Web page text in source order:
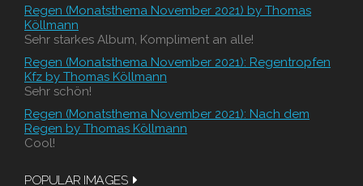
Regen (Monatsthema November 2021) by Thomas
Köllmann
Sehr starkes Album, Kompliment an alle!
Regen (Monatsthema November 2021): Regentropfen
Kfz by Thomas Köllmann
Sehr schön!
Regen (Monatsthema November 2021): Nach dem
Regen by Thomas Köllmann
Cool!
POPULAR IMAGES